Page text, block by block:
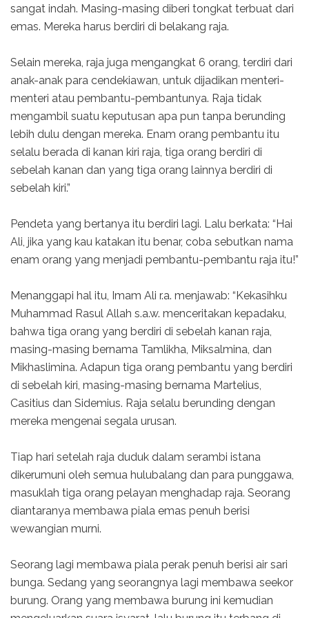
sangat indah. Masing-masing diberi tongkat terbuat dari
emas. Mereka harus berdiri di belakang raja.
Selain mereka, raja juga mengangkat 6 orang, terdiri dari
anak-anak para cendekiawan, untuk dijadikan menteri-
menteri atau pembantu-pembantunya. Raja tidak
mengambil suatu keputusan apa pun tanpa berunding
lebih dulu dengan mereka. Enam orang pembantu itu
selalu berada di kanan kiri raja, tiga orang berdiri di
sebelah kanan dan yang tiga orang lainnya berdiri di
sebelah kiri.”
Pendeta yang bertanya itu berdiri lagi. Lalu berkata: “Hai
Ali, jika yang kau katakan itu benar, coba sebutkan nama
enam orang yang menjadi pembantu-pembantu raja itu!”
Menanggapi hal itu, Imam Ali r.a. menjawab: “Kekasihku
Muhammad Rasul Allah s.a.w. menceritakan kepadaku,
bahwa tiga orang yang berdiri di sebelah kanan raja,
masing-masing bernama Tamlikha, Miksalmina, dan
Mikhaslimina. Adapun tiga orang pembantu yang berdiri
di sebelah kiri, masing-masing bernama Martelius,
Casitius dan Sidemius. Raja selalu berunding dengan
mereka mengenai segala urusan.
Tiap hari setelah raja duduk dalam serambi istana
dikerumuni oleh semua hulubalang dan para punggawa,
masuklah tiga orang pelayan menghadap raja. Seorang
diantaranya membawa piala emas penuh berisi
wewangian murni.
Seorang lagi membawa piala perak penuh berisi air sari
bunga. Sedang yang seorangnya lagi membawa seekor
burung. Orang yang membawa burung ini kemudian